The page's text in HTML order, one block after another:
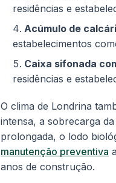
residências e
Acúmulo de
estabelecimentos
Caixa sifonada
residências e
O clima de Londrina
intensa, a sobrecarga
prolongada, o lodo
manutenção preventiva
anos de construção.